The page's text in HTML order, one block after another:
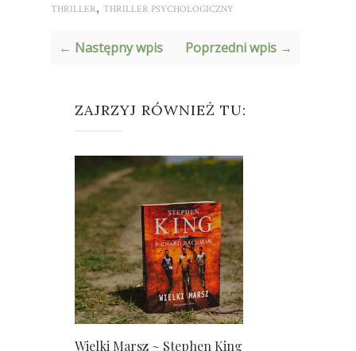
THRILLER, THRILLER PSYCHOLOGICZNY
← Następny wpis Poprzedni wpis →
ZAJRZYJ RÓWNIEŻ TU:
Wielki Marsz ~ Stephen King